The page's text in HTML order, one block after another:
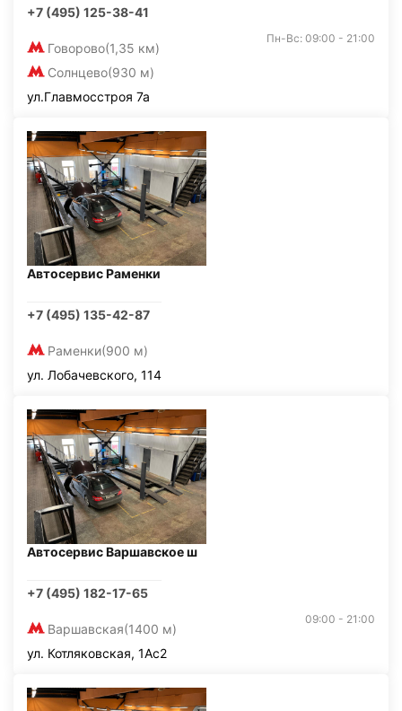
+7 (495) 125-38-41
Говорово(1,35 км)
Солнцево(930 м)
Пн-Вс: 09:00 - 21:00
ул.Главмосстроя 7а
Автосервис Раменки
+7 (495) 135-42-87
Раменки(900 м)
ул. Лобачевского, 114
Автосервис Варшавское ш
+7 (495) 182-17-65
Варшавская(1400 м)
09:00 - 21:00
ул. Котляковская, 1Ас2